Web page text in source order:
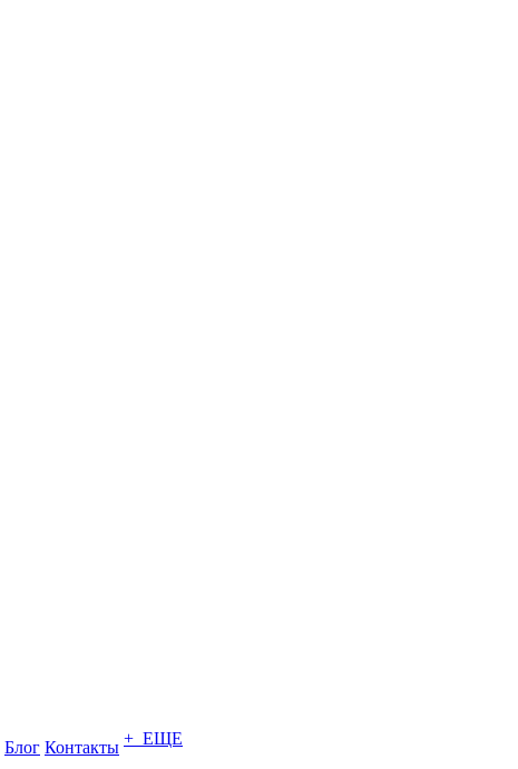
Блог Контакты + ЕЩЕ